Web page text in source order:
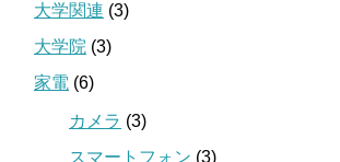
大学関連 (3)
大学院 (3)
家電 (6)
カメラ (3)
スマートフォン (3)